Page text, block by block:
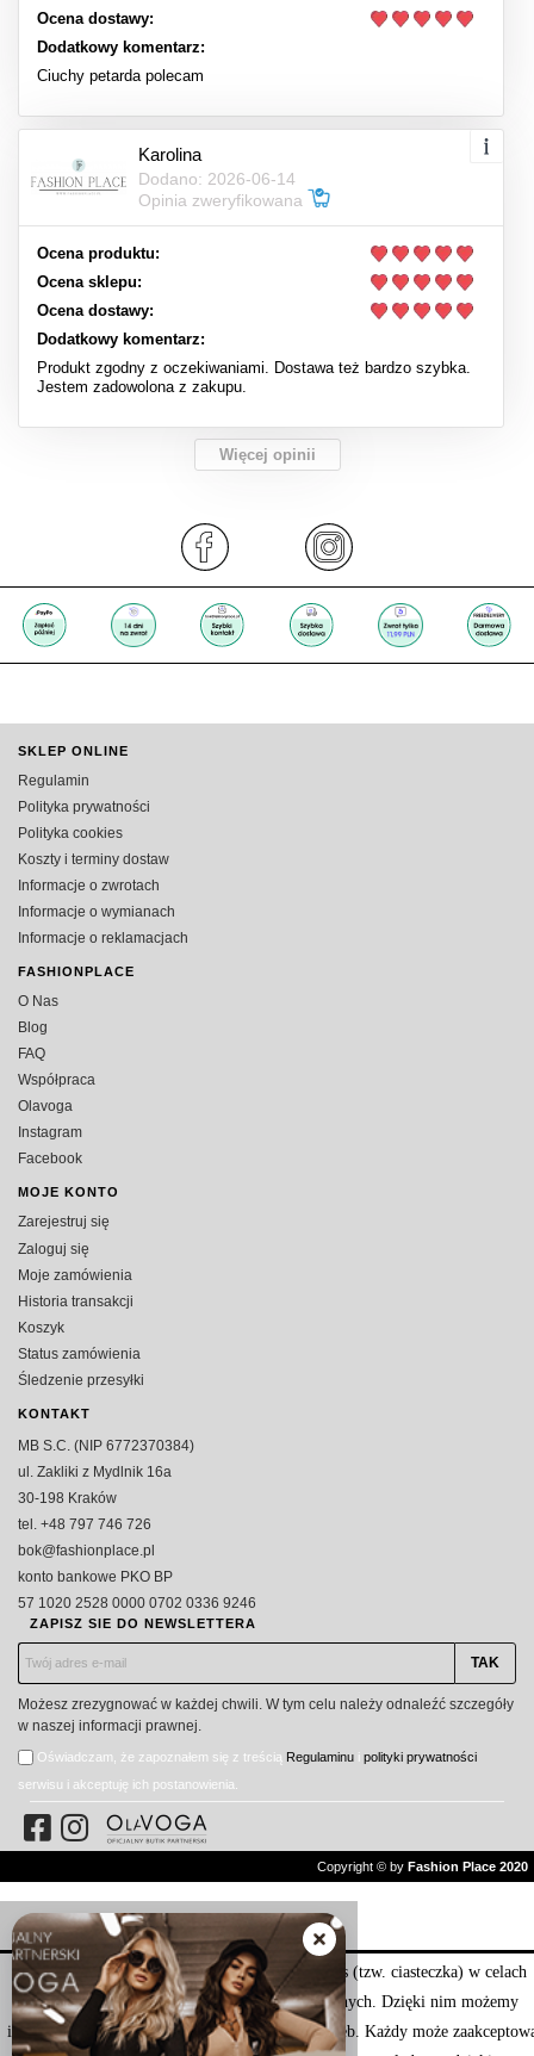
Nasza strona internetowa używa plików cookies (tzw. ciasteczka) w celach
statystycznych, reklamowych oraz funkcjonalnych. Dzięki nim możemy
indywidualnie dostosować stronę do twoich potrzeb. Każdy może
Ocena dostawy:
Dodatkowy komentarz:
Ciuchy petarda polecam
Karolina
Dodano: 2026-06-14
Opinia zweryfikowana
Ocena produktu:
Ocena sklepu:
Ocena dostawy:
Dodatkowy komentarz:
Produkt zgodny z oczekiwaniami. Dostawa też bardzo szybka.
Jestem zadowolona z zakupu.
Więcej opinii
SKLEP ONLINE
Regulamin
Polityka prywatności
Polityka cookies
Koszty i terminy dostaw
Informacje o zwrotach
Informacje o wymianach
Informacje o reklamacjach
FASHIONPLACE
O Nas
Blog
FAQ
Współpraca
Olavoga
Instagram
Facebook
MOJE KONTO
Zarejestruj się
Zaloguj się
Moje zamówienia
Historia transakcji
Koszyk
Status zamówienia
Śledzenie przesyłki
KONTAKT
MB S.C. (NIP 6772370384)
ul. Zakliki z Mydlnik 16a
30-198 Kraków
tel. +48 797 746 726
bok@fashionplace.pl
konto bankowe PKO BP
57 1020 2528 0000 0702 0336 9246
ZAPISZ SIE DO NEWSLETTERA
Możesz zrezygnować w każdej chwili. W tym celu należy odnaleźć szczegóły
w naszej informacji prawnej.
Oświadczam, że zapoznałem się z treścią Regulaminu i polityki prywatności
serwisu i akceptuję ich postanowienia.
Copyright © by Fashion Place 2020